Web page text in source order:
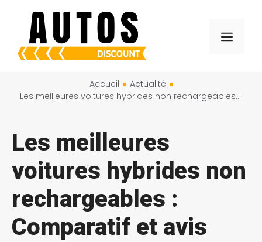
contenu
Menu
Accueil
Actualité
Les meilleures voitures hybrides non rechargeables : Comparatif et avis
Les meilleures
voitures hybrides non
rechargeables :
Comparatif et avis